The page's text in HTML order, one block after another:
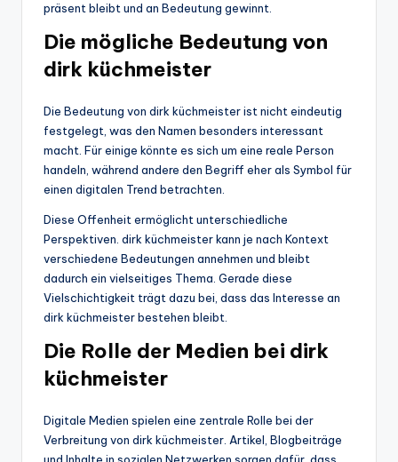
präsent bleibt und an Bedeutung gewinnt.
Die mögliche Bedeutung von
dirk küchmeister
Die Bedeutung von dirk küchmeister ist nicht eindeutig
festgelegt, was den Namen besonders interessant
macht. Für einige könnte es sich um eine reale Person
handeln, während andere den Begriff eher als Symbol für
einen digitalen Trend betrachten.
Diese Offenheit ermöglicht unterschiedliche
Perspektiven. dirk küchmeister kann je nach Kontext
verschiedene Bedeutungen annehmen und bleibt
dadurch ein vielseitiges Thema. Gerade diese
Vielschichtigkeit trägt dazu bei, dass das Interesse an
dirk küchmeister bestehen bleibt.
Die Rolle der Medien bei dirk
küchmeister
Digitale Medien spielen eine zentrale Rolle bei der
Verbreitung von dirk küchmeister. Artikel, Blogbeiträge